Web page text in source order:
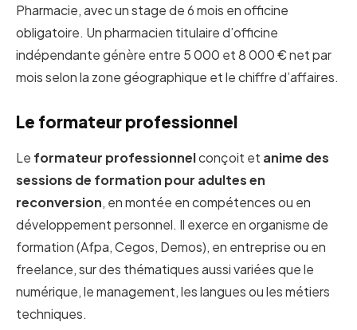
Pharmacie, avec un stage de 6 mois en officine
obligatoire. Un pharmacien titulaire d’officine
indépendante génère entre 5 000 et 8 000 € net par
mois selon la zone géographique et le chiffre d’affaires.
Le formateur professionnel
Le formateur professionnelconçoit et anime des
sessions de formation pour adultes en
reconversion, en montée en compétences ou en
développement personnel. Il exerce en organisme de
formation (Afpa, Cegos, Demos), en entreprise ou en
freelance, sur des thématiques aussi variées que le
numérique, le management, les langues ou les métiers
techniques.